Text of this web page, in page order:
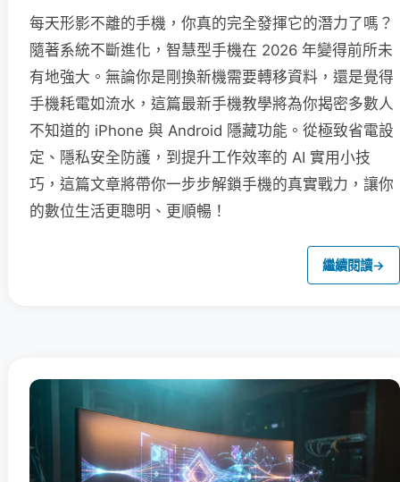
每天形影不離的手機，你真的完全發揮它的潛力了嗎？
隨著系統不斷進化，智慧型手機在 2026 年變得前所未
有地強大。無論你是剛換新機需要轉移資料，還是覺得
手機耗電如流水，這篇最新手機教學將為你揭密多數人
不知道的 iPhone 與 Android 隱藏功能。從極致省電設
定、隱私安全防護，到提升工作效率的 AI 實用小技
巧，這篇文章將帶你一步步解鎖手機的真實戰力，讓你
的數位生活更聰明、更順暢！
繼續閱讀→